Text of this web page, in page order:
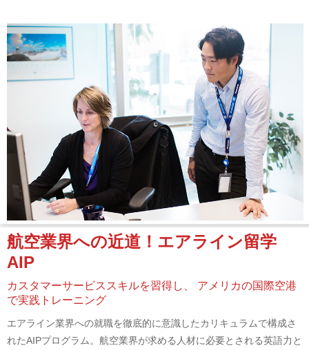
航空業界への近道！エアライン留学
AIP
カスタマーサービススキルを習得し、
アメリカの国際空港
で実践トレーニング
エアライン業界への就職を徹底的に意識したカリキュラムで構成さ
れたAIPプログラム。航空業界が求める人材に必要とされる英語力と